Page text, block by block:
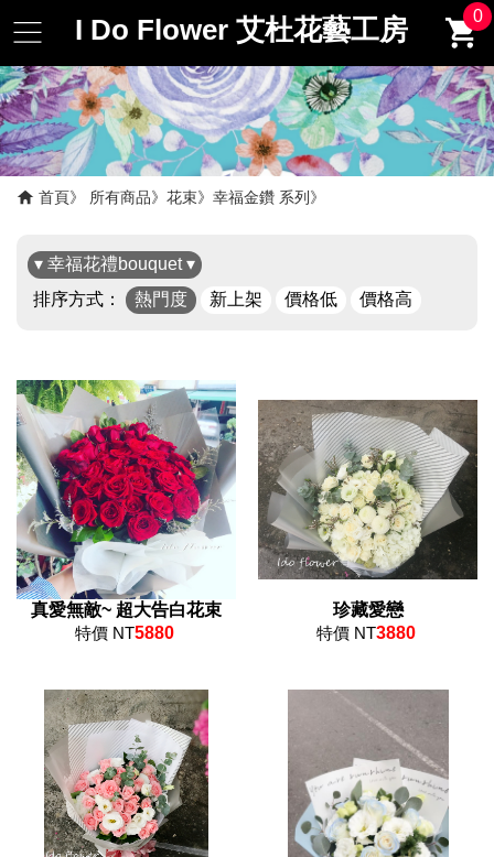
I Do Flower 艾杜花藝工房 0
首頁 所有商品 花束 幸福金鑽 系列
▾ 幸福花禮bouquet ▾
排序方式：
熱門度 新上架 價格低 價格高
真愛無敵~ 超大告白花束
特價 NT5880
珍藏愛戀
特價 NT3880